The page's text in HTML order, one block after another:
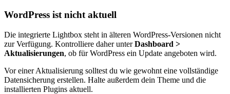
WordPress ist nicht aktuell
Die integrierte Lightbox steht in älteren WordPress-Versionen nicht
zur Verfügung. Kontrolliere daher unterDashboard >
Aktualisierungen, ob für WordPress ein Update angeboten wird.
Vor einer Aktualisierung solltest du wie gewohnt eine vollständige
Datensicherung erstellen. Halte außerdem dein Theme und die
installierten Plugins aktuell.